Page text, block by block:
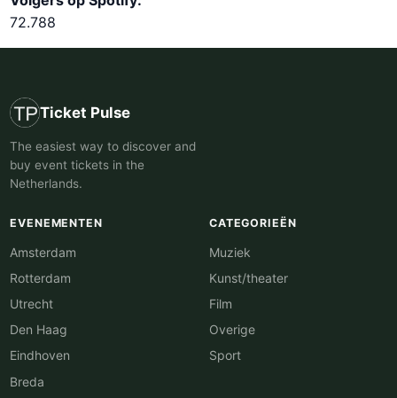
72.788
Ticket Pulse
The easiest way to discover and
buy event tickets in the
Netherlands.
EVENEMENTEN
Amsterdam
Rotterdam
Utrecht
Den Haag
Eindhoven
Breda
CATEGORIEËN
Muziek
Kunst/theater
Film
Overige
Sport